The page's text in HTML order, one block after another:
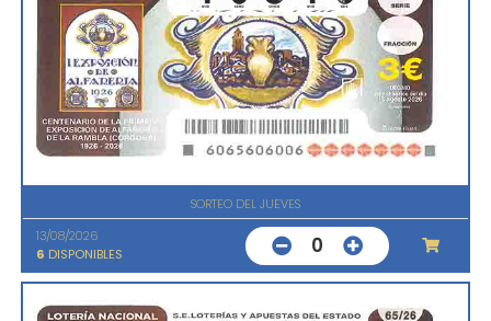
SORTEO DEL JUEVES
13/08/2026
6 DISPONIBLES 0